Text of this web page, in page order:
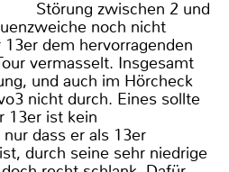
Störung zwischen 2 und
noch nicht
dem hervorragenden
vermasselt. Insgesamt
und auch im Hörcheck
nicht durch. Eines sollte
13er ist kein
dass er als 13er
durch seine sehr niedrige